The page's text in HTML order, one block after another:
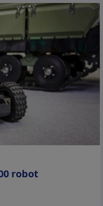
robot